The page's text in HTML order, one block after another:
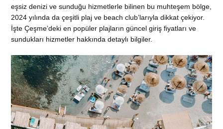
eşsiz denizi ve sunduğu hizmetlerle bilinen bu muhteşem bölge,
2024 yılında da çeşitli plaj ve beach club’larıyla dikkat çekiyor.
İşte Çeşme’deki en popüler plajların güncel giriş fiyatları ve
sundukları hizmetler hakkında detaylı bilgiler.